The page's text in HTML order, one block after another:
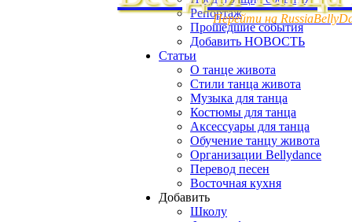
Перейти на
Репортаж
Прошедшие события
Добавить НОВОСТЬ
Статьи
О танце живота
Стили танца живота
Музыка для танца
Костюмы для танца
Аксессуары для танца
Обучение танцу живота
Организации Bellydance
Перевод песен
Восточная кухня
Добавить
Школу